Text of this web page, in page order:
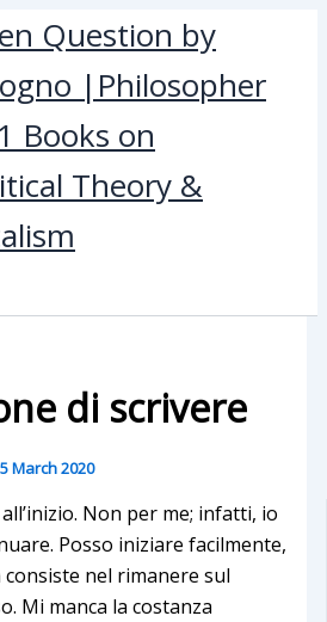
Question by
|Philosopher
Books on
Theory &
di scrivere
March 2020
Non per me; infatti, io
Posso iniziare facilmente,
nel rimanere sul
Mi manca la costanza